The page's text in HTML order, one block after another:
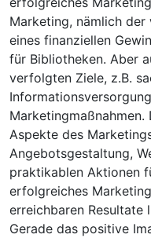
Marketing, nämlich
eines finanziellen
für Bibliotheken. Aber
verfolgten Ziele, z.B.
Aspekte des
Angebotsgestaltung,
praktikablen Aktionen
erfolgreiches
erreichbaren Resultate
Gerade das positive